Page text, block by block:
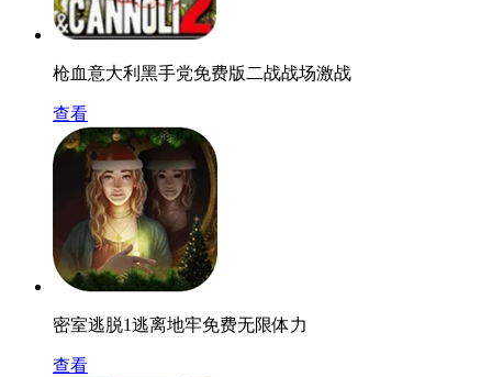
枪血意大利黑手党免费版二战战场激战
查看
密室逃脱1逃离地牢免费无限体力
查看